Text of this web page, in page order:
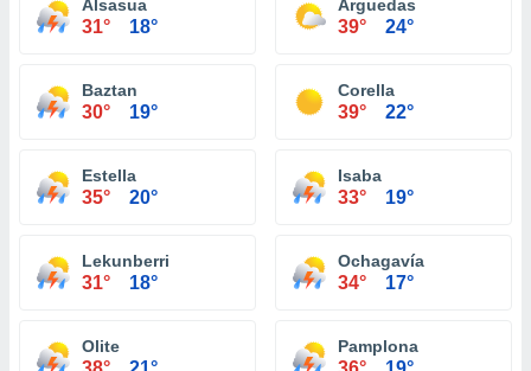
Alsasua
31° 18°
Arguedas
39° 24°
Baztan
30° 19°
Corella
39° 22°
Estella
35° 20°
Isaba
33° 19°
Lekunberri
31° 18°
Ochagavía
34° 17°
Olite Pamplona